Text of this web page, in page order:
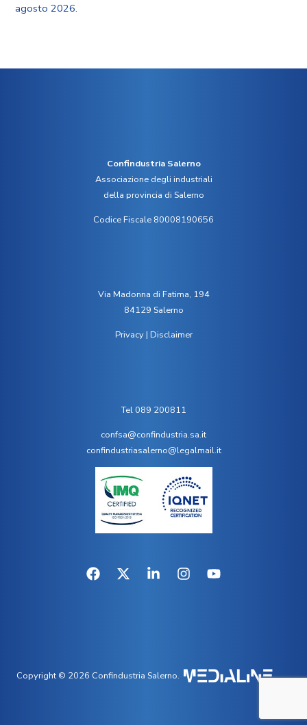
agosto 2026.
Confindustria Salerno
Associazione degli industriali
della provincia di Salerno
Codice Fiscale 80008190656
Via Madonna di Fatima, 194
84129 Salerno
Privacy| Disclaimer
Tel 089 200811
confsa@confindustria.sa.it
confindustriasalerno@legalmail.it
Copyright © 2026 Confindustria Salerno.